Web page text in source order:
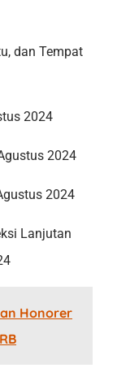
dan Tempat
2024
2024
2024
Lanjutan
Honorer